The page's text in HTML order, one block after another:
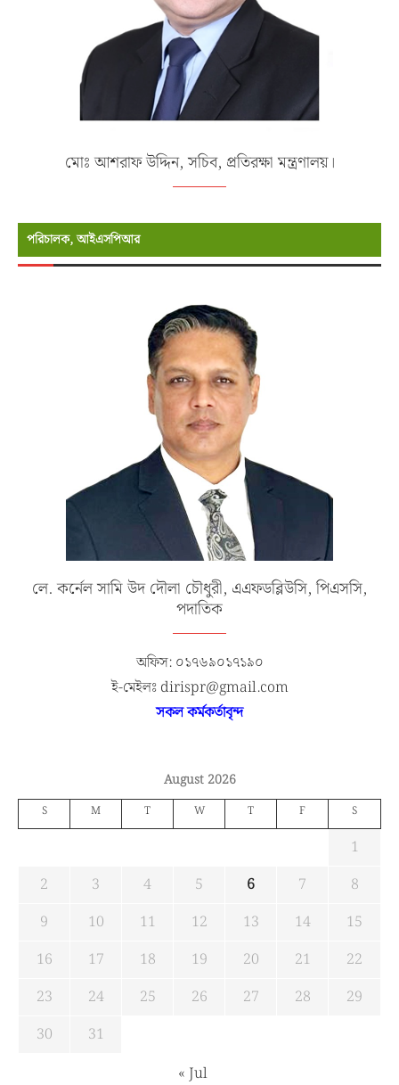
মোঃ আশরাফ উদ্দিন, সচিব, প্রতিরক্ষা মন্ত্রণালয়।
পরিচালক, আইএসপিআর
লে. কর্নেল সামি উদ দৌলা চৌধুরী, এএফডব্লিউসি, পিএসসি,
পদাতিক
অফিস: ০১৭৬৯০১৭১৯০
ই-মেইলঃ dirispr@gmail.com
সকল কর্মকর্তাবৃন্দ
August 2026
S M T W T F S
1
2
3 4 5 6 7
8
9
10 11 12 13 14
15
16
17 18 19 20 21
22
23
24 25 26 27 28
29
30
31
« Jul